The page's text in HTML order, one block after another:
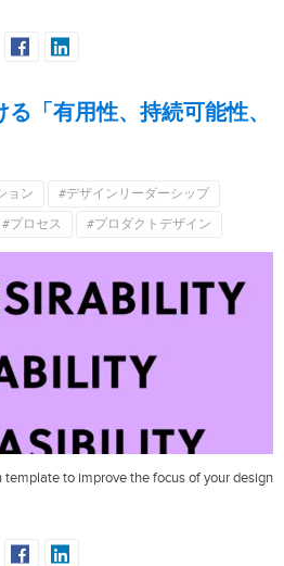
「有用性、持続可能性、
ョン
#デザインリーダーシップ
#プロセス #プロダクトデザイン
to improve the focus of your design